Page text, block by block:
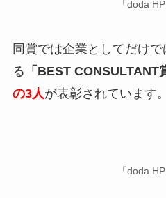
「doda
同賞では企業としてだけ
る 「BEST CONSULTANT
の3人が表彰されています。
「doda